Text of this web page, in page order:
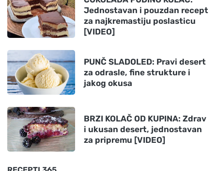
Jednostavan i pouzdan recept
za najkremastiju poslasticu
[VIDEO]
PUNČ SLADOLED: Pravi desert
za odrasle, fine strukture i
jakog okusa
BRZI KOLAČ OD KUPINA: Zdrav
i ukusan desert, jednostavan
za pripremu [VIDEO]